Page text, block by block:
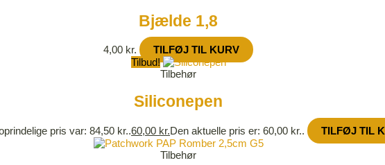
Bjælde 1,8
4,00 kr.
TILFØJ TIL KURV
Tilbud!
Tilbehør
Siliconepen
pris var: 84,50 kr..60,00 kr.Den aktuelle pris er: 60,00 kr.. TILFØJ TIL
Tilbehør